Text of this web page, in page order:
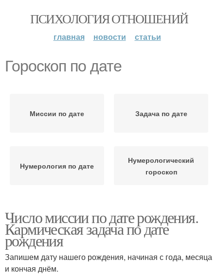
ПСИХОЛОГИЯ ОТНОШЕНИЙ
главная новости статьи
Гороскоп по дате
Миссии по дате Задача по дате
Нумерология по дате
Нумерологический
гороскоп
Число миссии по дате рождения.
Кармическая задача по дате
рождения
Запишем дату нашего рождения, начиная с года, месяца
и кончая днём.